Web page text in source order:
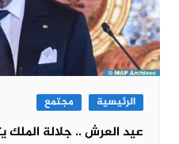
الرئيسية مجتمع
عيد العرش .. جلالة الملك